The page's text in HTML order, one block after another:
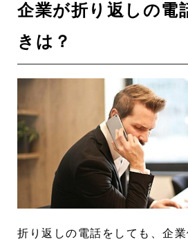
企業が折り返しの電
きは？
折り返しの電話をしても、企